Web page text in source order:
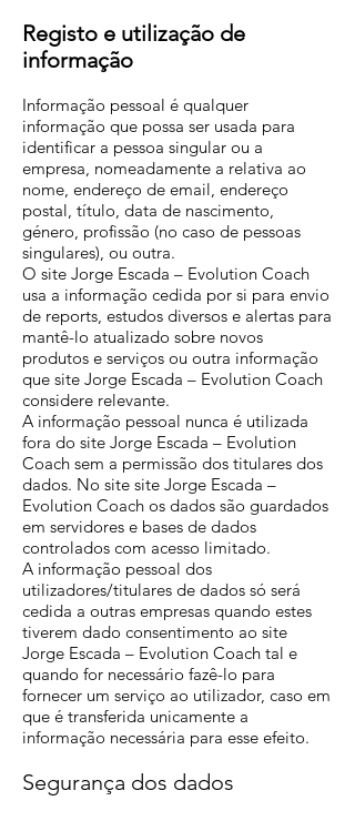
Registo e utilização de
informação
Informação pessoal é qualquer
informação que possa ser usada para
identificar a pessoa singular ou a
empresa, nomeadamente a relativa ao
nome, endereço de email, endereço
postal, título, data de nascimento,
género, profissão (no caso de pessoas
singulares), ou outra.
O site Jorge Escada – Evolution Coach
usa a informação cedida por si para envio
de reports, estudos diversos e alertas para
mantê-lo atualizado sobre novos
produtos e serviços ou outra informação
que site Jorge Escada – Evolution Coach
considere relevante.
A informação pessoal nunca é utilizada
fora do site Jorge Escada – Evolution
Coach sem a permissão dos titulares dos
dados. No site site Jorge Escada –
Evolution Coach os dados são guardados
em servidores e bases de dados
controlados com acesso limitado.
A informação pessoal dos
utilizadores/titulares de dados só será
cedida a outras empresas quando estes
tiverem dado consentimento ao site
Jorge Escada – Evolution Coach tal e
quando for necessário fazê-lo para
fornecer um serviço ao utilizador, caso em
que é transferida unicamente a
informação necessária para esse efeito.
Segurança dos dados